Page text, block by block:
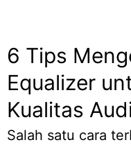
6 Tips
Equalizer
Kualitas
Salah satu cara